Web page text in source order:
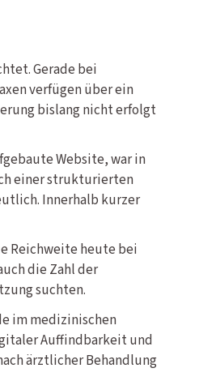
Gerade bei
verfügen über ein
bislang nicht erfolgt
Website, war in
einer strukturierten
Innerhalb kurzer
Reichweite heute bei
die Zahl der
suchten.
im medizinischen
Auffindbarkeit und
ärztlicher Behandlung